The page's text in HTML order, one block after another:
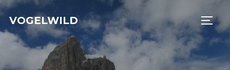
Zu
Inhalten
springen
VOGELWILD